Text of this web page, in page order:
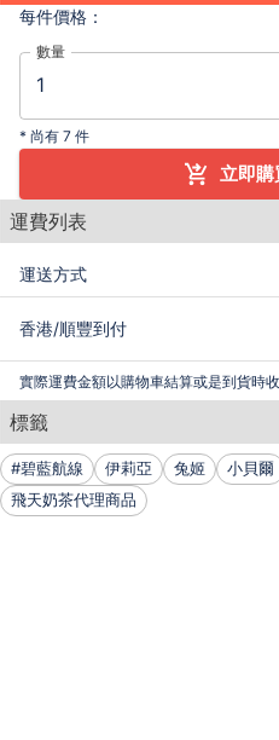
每件價格：
數量
* 尚有 7 件
立即購
運費列表
運送方式
香港/順豐到付
實際運費金額以購物車結算或是到貨時收
標籤
#碧藍航線 伊莉亞 兔姬 小貝爾
飛天奶茶代理商品